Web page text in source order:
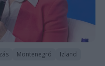
Montenegró Izland